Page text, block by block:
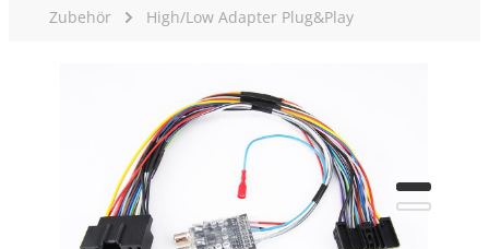
Zubehör High/Low Adapter Plug&Play